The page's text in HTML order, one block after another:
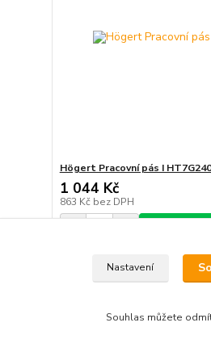
Högert Pracovní pás I HT7G240
1 044 Kč
863 Kč bez DPH
Nastavení
Souhlas můžete